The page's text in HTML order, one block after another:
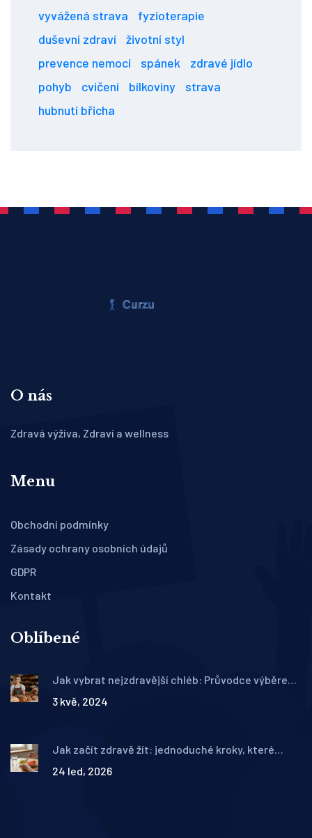
vyvážená strava
fyzioterapie
duševní zdraví
životní styl
prevence nemocí
spánek
zdravé jídlo
pohyb
cvičení bílkoviny
strava
hubnutí břicha
O nás
Zdravá výživa, Zdraví a wellness
Menu
Obchodní podmínky
Zásady ochrany osobních údajů
GDPR
Kontakt
Oblíbené
Jak vybrat nejzdravější chléb: Průvodce výběrem
3 kvě, 2024
Jak začít zdravě žít: jednoduché kroky, které
24 led, 2026